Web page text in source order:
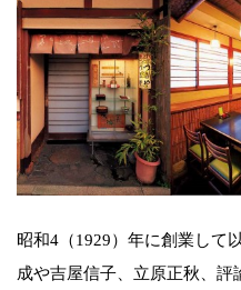
昭和4（1929）年に創業して
成や吉屋信子、立原正秋、